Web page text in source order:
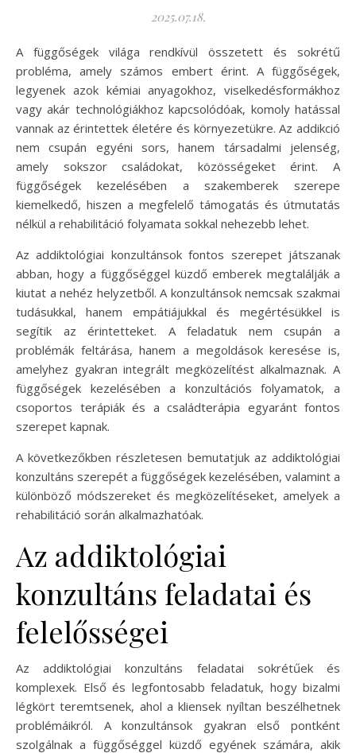
2025.07.18.
A függőségek világa rendkívül összetett és sokrétű
probléma, amely számos embert érint. A függőségek,
legyenek azok kémiai anyagokhoz, viselkedésformákhoz
vagy akár technológiákhoz kapcsolódóak, komoly hatással
vannak az érintettek életére és környezetükre. Az addikció
nem csupán egyéni sors, hanem társadalmi jelenség,
amely sokszor családokat, közösségeket érint. A
függőségek kezelésében a szakemberek szerepe
kiemelkedő, hiszen a megfelelő támogatás és útmutatás
nélkül a rehabilitáció folyamata sokkal nehezebb lehet.
Az addiktológiai konzultánsok fontos szerepet játszanak
abban, hogy a függőséggel küzdő emberek megtalálják a
kiutat a nehéz helyzetből. A konzultánsok nemcsak szakmai
tudásukkal, hanem empátiájukkal és megértésükkel is
segítik az érintetteket. A feladatuk nem csupán a
problémák feltárása, hanem a megoldások keresése is,
amelyhez gyakran integrált megközelítést alkalmaznak. A
függőségek kezelésében a konzultációs folyamatok, a
csoportos terápiák és a családterápia egyaránt fontos
szerepet kapnak.
A következőkben részletesen bemutatjuk az addiktológiai
konzultáns szerepét a függőségek kezelésében, valamint a
különböző módszereket és megközelítéseket, amelyek a
rehabilitáció során alkalmazhatóak.
Az addiktológiai
konzultáns feladatai és
felelősségei
Az addiktológiai konzultáns feladatai sokrétűek és
komplexek. Első és legfontosabb feladatuk, hogy bizalmi
légkört teremtsenek, ahol a kliensek nyíltan beszélhetnek
problémáikról. A konzultánsok gyakran első pontként
szolgálnak a függőséggel küzdő egyének számára, akik